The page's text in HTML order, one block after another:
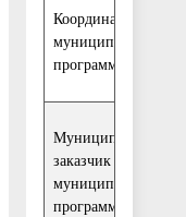
Координатор
муниципальной
программы
Муниципальный
заказчик
муниципальной
программы